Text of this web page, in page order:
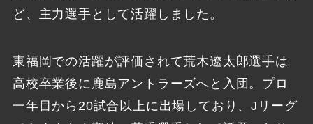
ど、主力選手として活躍しました。
東福岡での活躍が評価されて荒木遼太郎選手は
高校卒業後に鹿島アントラーズへと入団。プロ
一年目から20試合以上に出場しており、Jリーグ